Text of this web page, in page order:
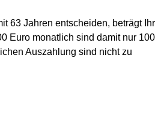
63 Jahren entscheiden, beträgt Ihr
Euro monatlich sind damit nur 100
Auszahlung sind nicht zu